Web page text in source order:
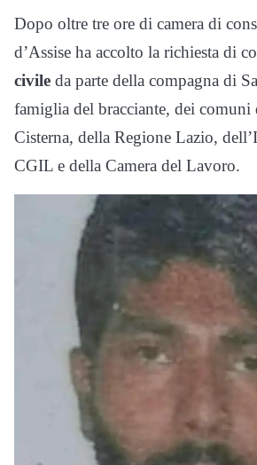
Dopo oltre tre ore di camera di
d’Assise ha accolto la richiesta di
civile da parte della compagna di
famiglia del bracciante, dei comuni
Cisterna, della Regione Lazio,
CGIL e della Camera del Lavoro.